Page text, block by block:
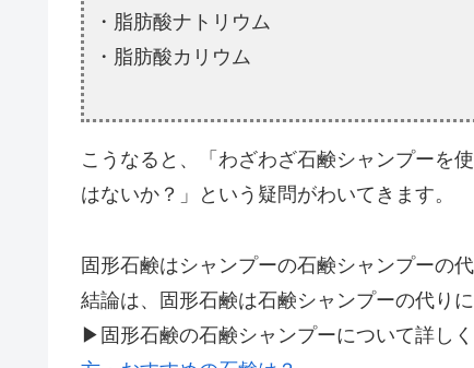
・脂肪酸ナトリウム
・脂肪酸カリウム
こうなると、「わざわざ石鹸シャンプーを
はないか？」という疑問がわいてきます。
固形石鹸はシャンプーの石鹸シャンプーの
結論は、固形石鹸は石鹸シャンプーの代りに
▶固形石鹸の石鹸シャンプーについて詳し